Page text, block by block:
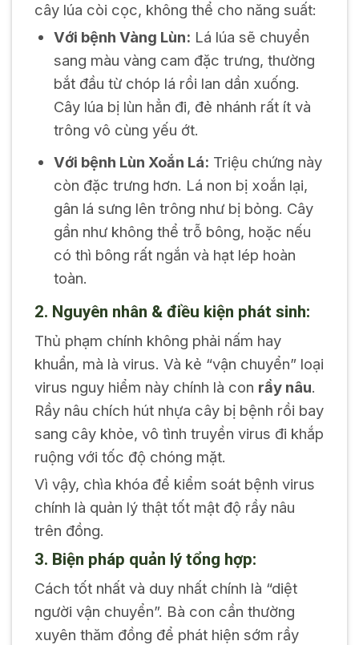
cây lúa còi cọc, không thể cho năng suất:
Với bệnh Vàng Lùn: Lá lúa sẽ chuyển
sang màu vàng cam đặc trưng, thường
bắt đầu từ chóp lá rồi lan dần xuống.
Cây lúa bị lùn hẳn đi, đẻ nhánh rất ít và
trông vô cùng yếu ớt.
Với bệnh Lùn Xoắn Lá: Triệu chứng này
còn đặc trưng hơn. Lá non bị xoắn lại,
gân lá sưng lên trông như bị bỏng. Cây
gần như không thể trỗ bông, hoặc nếu
có thì bông rất ngắn và hạt lép hoàn
toàn.
2. Nguyên nhân & điều kiện phát sinh:
Thủ phạm chính không phải nấm hay
khuẩn, mà là virus. Và kẻ “vận chuyển” loại
virus nguy hiểm này chính là con rầy nâu.
Rầy nâu chích hút nhựa cây bị bệnh rồi bay
sang cây khỏe, vô tình truyền virus đi khắp
ruộng với tốc độ chóng mặt.
Vì vậy, chìa khóa để kiểm soát bệnh virus
chính là quản lý thật tốt mật độ rầy nâu
trên đồng.
3. Biện pháp quản lý tổng hợp:
Cách tốt nhất và duy nhất chính là “diệt
người vận chuyển”. Bà con cần thường
xuyên thăm đồng để phát hiện sớm rầy